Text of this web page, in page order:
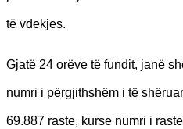
të vdekjes.
Gjatë 24 orëve të fundit, janë
numri i përgjithshëm i të
69.887 raste, kurse numri i